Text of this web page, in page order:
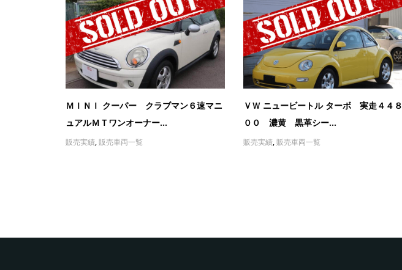
ＭＩＮＩ クーパー クラブマン６速マニ
ュアルＭＴワンオーナー...
販売実績,販売車両一覧
ＶＷ ニュービートル ターボ 実走４４８
００ 濃黄 黒革シー...
販売実績,販売車両一覧